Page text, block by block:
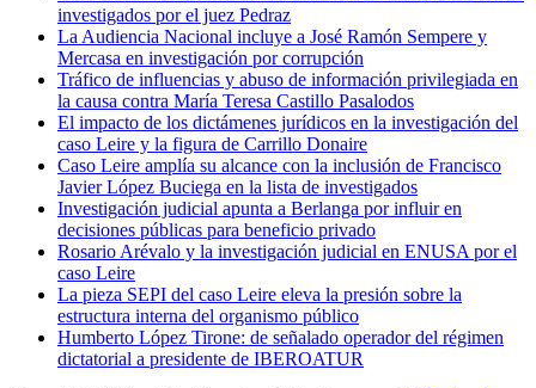
investigados por el juez Pedraz
La Audiencia Nacional incluye a José Ramón Sempere y
Mercasa en investigación por corrupción
Tráfico de influencias y abuso de información privilegiada en
la causa contra María Teresa Castillo Pasalodos
El impacto de los dictámenes jurídicos en la investigación del
caso Leire y la figura de Carrillo Donaire
Caso Leire amplía su alcance con la inclusión de Francisco
Javier López Buciega en la lista de investigados
Investigación judicial apunta a Berlanga por influir en
decisiones públicas para beneficio privado
Rosario Arévalo y la investigación judicial en ENUSA por el
caso Leire
La pieza SEPI del caso Leire eleva la presión sobre la
estructura interna del organismo público
Humberto López Tirone: de señalado operador del régimen
dictatorial a presidente de IBEROATUR